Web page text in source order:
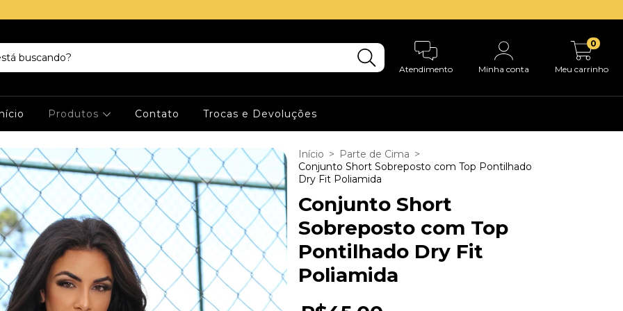
Atendimento Minha conta Meu carrinho
0
Produtos Contato Trocas e Devoluções
Início > Parte de Cima >
Conjunto Short Sobreposto com Top Pontilhado
Dry Fit Poliamida
Conjunto Short
Sobreposto com Top
Pontilhado Dry Fit
Poliamida